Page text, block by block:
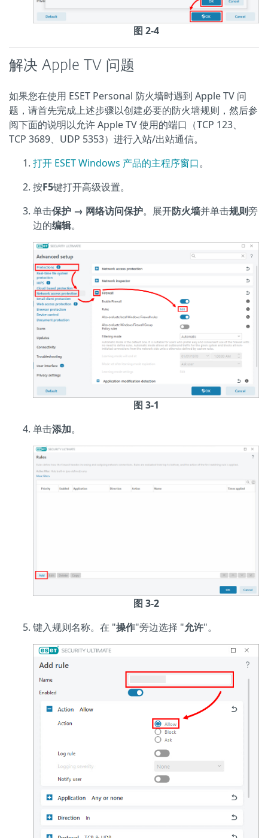
图 2-4
解决 Apple TV 问题
如果您在使用 ESET Personal 防火墙时遇到 Apple TV 问
题，请首先完成上述步骤以创建必要的防火墙规则，然后参
阅下面的说明以允许 Apple TV 使用的端口（TCP 123、
TCP 3689、UDP 5353）进行入站/出站通信。
打开 ESET Windows 产品的主程序窗口。
按F5键打开高级设置。
单击保护 → 网络访问保护。展开防火墙并单击规则旁
边的编辑。
图 3-1
单击添加。
图 3-2
键入规则名称。在 "操作"旁边选择 "允许"。